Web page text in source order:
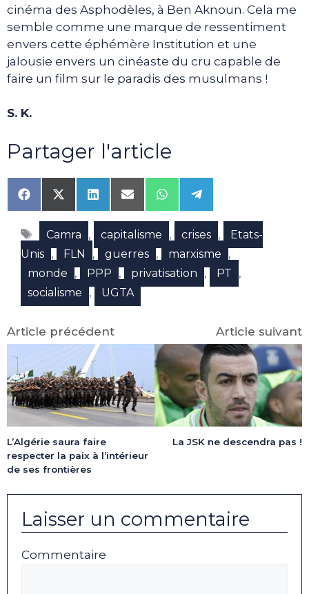
cinéma des Asphodèles, à Ben Aknoun. Cela me
semble comme une marque de ressentiment
envers cette éphémère Institution et une
jalousie envers un cinéaste du cru capable de
faire un film sur le paradis des musulmans !
S. K.
Partager l'article
Share
on
Facebook
Share
on
X
(Twitter)
Share
on
LinkedIn
Share
on
Email
Share
on
WhatsApp
Share
on
Telegram
Étiquettes
Camra , capitalisme , crises ,
Etats-
Unis , FLN , guerres , marxisme ,
monde , PPP , privatisation , PT ,
socialisme , UGTA
Article précédent
L’Algérie saura faire
respecter la paix à l’intérieur
de ses frontières
Article suivant
La JSK ne descendra pas !
Laisser un commentaire
Commentaire